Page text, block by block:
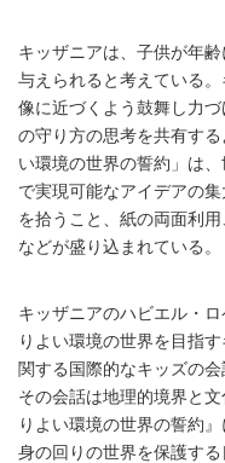
キッザニアは、子供が年
与えられると考えている
像に近づくよう鼓舞し力
の守り方の思考を共有す
い環境の世界の誓約」は
で実現可能なアイデアの
を拾うこと、紙の両面利
などが盛り込まれている。
キッザニアのハビエル・
りよい環境の世界を目指
関する国際的なキッズの
その会話は地理的境界と
りよい環境の世界の誓約
身の回りの世界を保護す